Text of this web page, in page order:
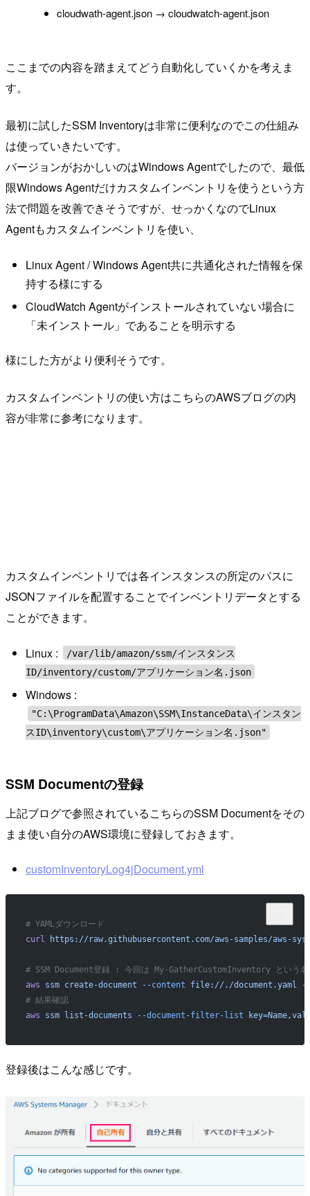
cloudwath-agent.json → cloudwatch-agent.json
ここまでの内容を踏まえてどう自動化していくかを考えま
す。
最初に試したSSM Inventoryは非常に便利なのでこの仕組み
は使っていきたいです。
バージョンがおかしいのはWindows Agentでしたので、最低
限Windows Agentだけカスタムインベントリを使うという方
法で問題を改善できそうですが、せっかくなのでLinux
Agentもカスタムインベントリを使い、
Linux Agent / Windows Agent共に共通化された情報を保
持する様にする
CloudWatch Agentがインストールされていない場合に
「未インストール」であることを明示する
様にした方がより便利そうです。
カスタムインベントリの使い方はこちらのAWSブログの内
容が非常に参考になります。
カスタムインベントリでは各インスタンスの所定のパスに
JSONファイルを配置することでインベントリデータとする
ことができます。
Linux :
/var/lib/amazon/ssm/インスタンス
ID/inventory/custom/アプリケーション名.json
Windows :
"C:\ProgramData\Amazon\SSM\InstanceData\インスタン
スID\inventory\custom\アプリケーション名.json"
SSM Documentの登録
上記ブログで参照されているこちらのSSM Documentをその
まま使い自分のAWS環境に登録しておきます。
customInventoryLog4jDocument.yml
# YAMLダウンロード
curl
https://raw.githubusercontent.com/aws-samples/aws-
# SSM Document登録 : 今回は My-GatherCustomInventory という名
aws ssm create-document --content file://./document.yaml
--
# 結果確認
aws ssm list-documents --document-filter-list
登録後はこんな感じです。